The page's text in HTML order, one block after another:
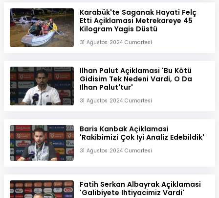
Karabük'te Saganak Hayati Felç
Etti Açiklamasi Metrekareye 45
Kilogram Yagis Düstü
31 Ağustos 2024 Cumartesi
Ilhan Palut Açiklamasi 'Bu Kötü
Gidisim Tek Nedeni Vardi, O Da
Ilhan Palut'tur'
31 Ağustos 2024 Cumartesi
Baris Kanbak Açiklamasi
'Rakibimizi Çok Iyi Analiz Edebildik'
31 Ağustos 2024 Cumartesi
Fatih Serkan Albayrak Açiklamasi
'Galibiyete Ihtiyacimiz Vardi'